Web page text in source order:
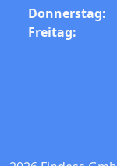
Donnerstag:
Freitag: